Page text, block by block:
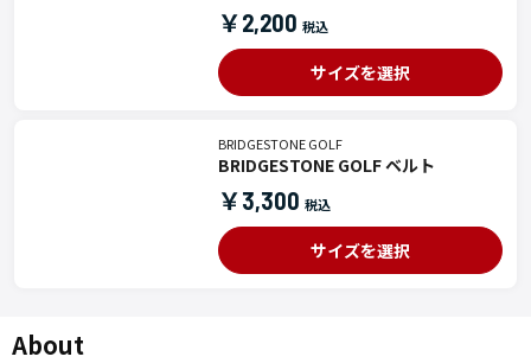
￥2,200
サイズを選択
BRIDGESTONE GOLF
BRIDGESTONE GOLF ベルト
￥3,300
サイズを選択
About